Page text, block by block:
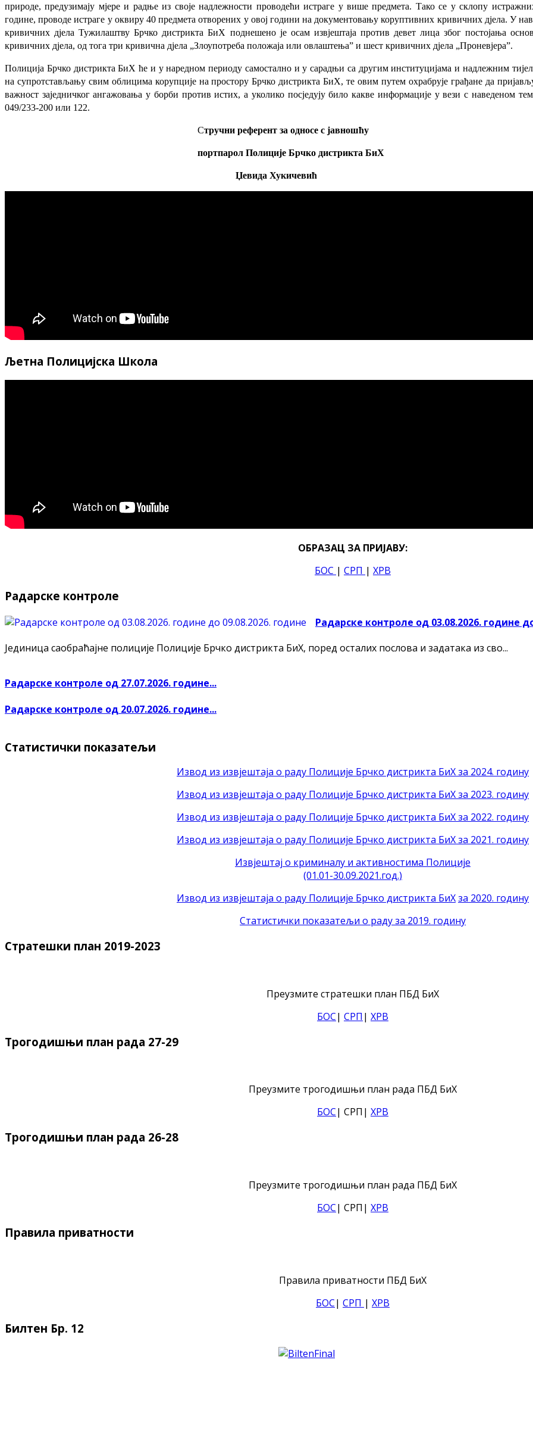
природе, предузимају мјере и радње из своје надлежности проводећи истраге у више предмета. Тако се у склопу
године, проводе истраге у оквиру 40 предмета отворених у овој години на документовању коруптивних кривичних дјела. У
кривичних дјела Тужилаштву Брчко дистрикта БиХ поднешено је осам извјештаја против девет лица због постојања
кривичних дјела, од тога три кривична дјела „Злоупотреба положаја или овлаштења” и шест кривичних дјела „Проневјера”.
Полиција Брчко дистрикта БиХ ће и у наредном периоду самостално и у сарадњи са другим институцијама и надлежним
на супротстављању свим облицима корупције на простору Брчко дистрикта БиХ, те овим путем охрабрује грађане да
важност заједничког ангажовања у борби против истих, а уколико посједују било какве информације у вези с наведеном
049/233-200 или 122.
Стручни референт за односе с јавношћу
портпарол Полиције Брчко дистрикта БиХ
Џевида Хукичевић
Љетна Полицијска Школа
ОБРАЗАЦ ЗА ПРИЈАВУ:
БОС | СРП | ХРВ
Радарске контроле
Радарске контроле од 03.08.2026. године
Јединица саобраћајне полиције Полиције Брчко дистрикта БиХ, поред осталих послова и задатака из сво...
Радарске контроле од 27.07.2026. године...
Радарске контроле од 20.07.2026. године...
Статистички показатељи
Извод из извјештаја о раду Полиције Брчко дистрикта БиХ за 2024. годину
Извод из извјештаја о раду Полиције Брчко дистрикта БиХ за 2023. годину
Извод из извјештаја о раду Полиције Брчко дистрикта БиХ за 2022. годину
Извод из извјештаја о раду Полиције Брчко дистрикта БиХ за 2021. годину
Извјештај о криминалу и активностима Полиције
(01.01-30.09.2021.год.)
Извод из извјештаја о раду Полиције Брчко дистрикта БиХза 2020. годину
Статистички показатељи о раду за 2019. годину
Стратешки план 2019-2023
Преузмите стратешки план ПБД БиХ
БОС| СРП | ХРВ
Трогодишњи план рада 27-29
Преузмите трогодишњи план рада ПБД БиХ
БОС| СРП| ХРВ
Трогодишњи план рада 26-28
Преузмите трогодишњи план рада ПБД БиХ
БОС| СРП| ХРВ
Правила приватности
Правила приватности ПБД БиХ
БОС| СРП | ХРВ
Билтен Бр. 12